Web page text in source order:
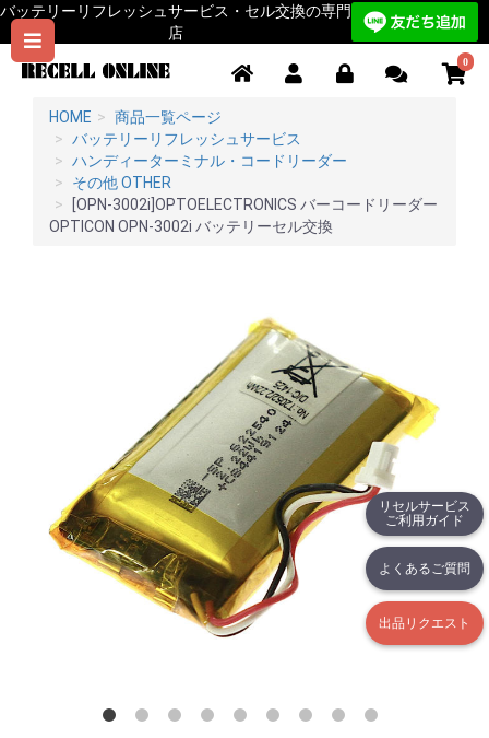
リセルサービス
ご利用ガイド
よくあるご質問
出品リクエスト
バッテリーリフレッシュサービス・セル交換の専門
店
0
HOME
商品一覧ページ
バッテリーリフレッシュサービス
ハンディーターミナル・コードリーダー
その他 OTHER
[OPN-3002i]OPTOELECTRONICS バーコードリーダー
OPTICON OPN-3002i バッテリーセル交換